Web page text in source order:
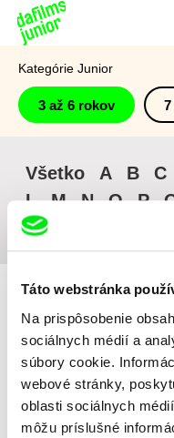
Táto webstránka
Na prispôsobenie
sociálnych médií a
súbory cookie.
webové stránky,
oblasti sociálnych
môžu príslušné
Domov
Kategórie Junior
3 až 6 rokov
Všetko A B C
L
M N O P
Y
Zoradiť podľa
Katalog filmov
Nedávno pridané
Názov filmu